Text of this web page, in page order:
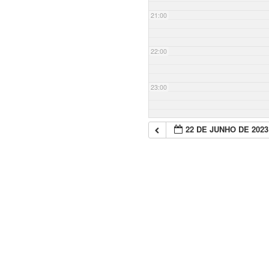
21:00
22:00
23:00
22 DE JUNHO DE 2023